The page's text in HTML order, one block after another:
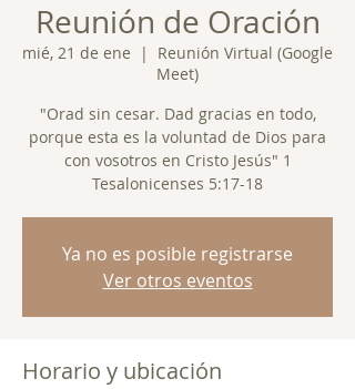
Reunión de Oración
mié, 21 de ene
  |
Reunión Virtual (Google
Meet)
"Orad sin cesar. Dad gracias en todo,
porque esta es la voluntad de Dios para
con vosotros en Cristo Jesús" 1
Tesalonicenses 5:17-18
Ya no es posible registrarse
Ver otros eventos
Horario y ubicación